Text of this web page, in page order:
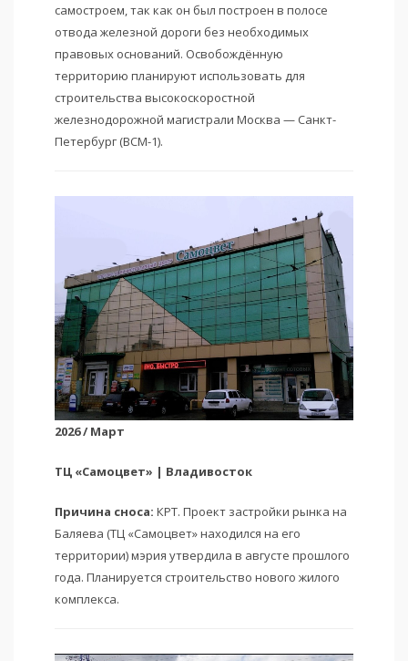
самостроем, так как он был построен в полосе
отвода железной дороги без необходимых
правовых оснований. Освобождённую
территорию планируют использовать для
строительства высокоскоростной
железнодорожной магистрали Москва — Санкт-
Петербург (ВСМ-1).
2026 / Март
ТЦ «Самоцвет» | Владивосток
Причина сноса: КРТ. Проект застройки рынка на
Баляева (ТЦ «Самоцвет» находился на его
территории) мэрия утвердила в августе прошлого
года. Планируется строительство нового жилого
комплекса.